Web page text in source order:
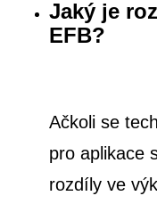
Jaký je
EFB?
Ačkoli se
pro aplikace
rozdíly ve